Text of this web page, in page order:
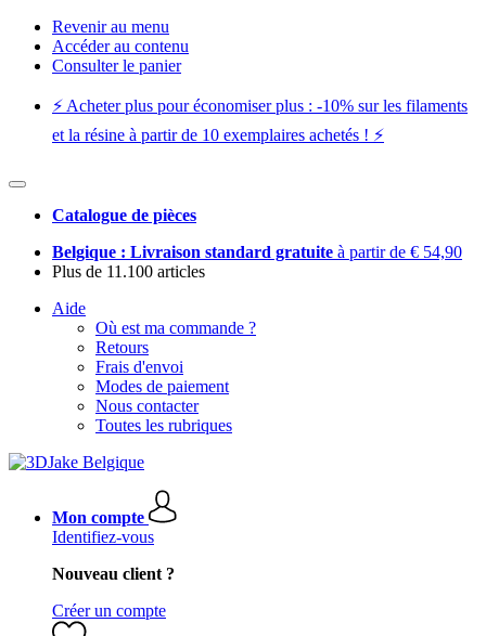
Revenir au menu
Accéder au contenu
Consulter le panier
⚡️ Acheter plus pour économiser plus : -10% sur les filaments
et la résine à partir de 10 exemplaires achetés ! ⚡️
Catalogue de pièces
Belgique : Livraison standard gratuite à partir de € 54,90
Plus de 11.100 articles
Aide
Où est ma commande ?
Retours
Frais d'envoi
Modes de paiement
Nous contacter
Toutes les rubriques
Mon compte
Identifiez-vous
Nouveau client ?
Créer un compte